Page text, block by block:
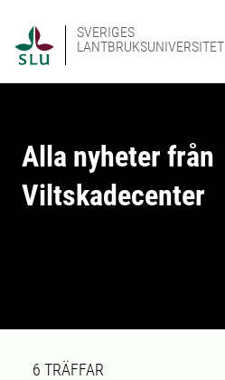
SVERIGES
LANTBRUKSUNIVERSITET
Alla nyheter från
Viltskadecenter
Sökresultat
6 TRÄFFAR